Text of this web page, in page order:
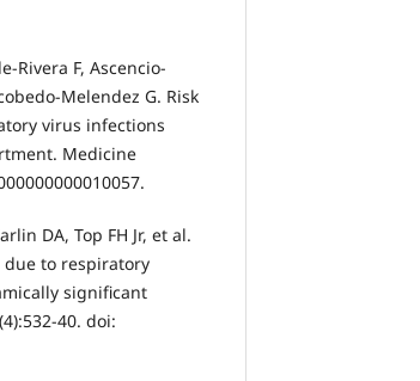
Rivera F, Ascencio-
Melendez G. Risk
virus infections
Medicine
DA, Top FH Jr, et al.
to respiratory
significant
40. doi: